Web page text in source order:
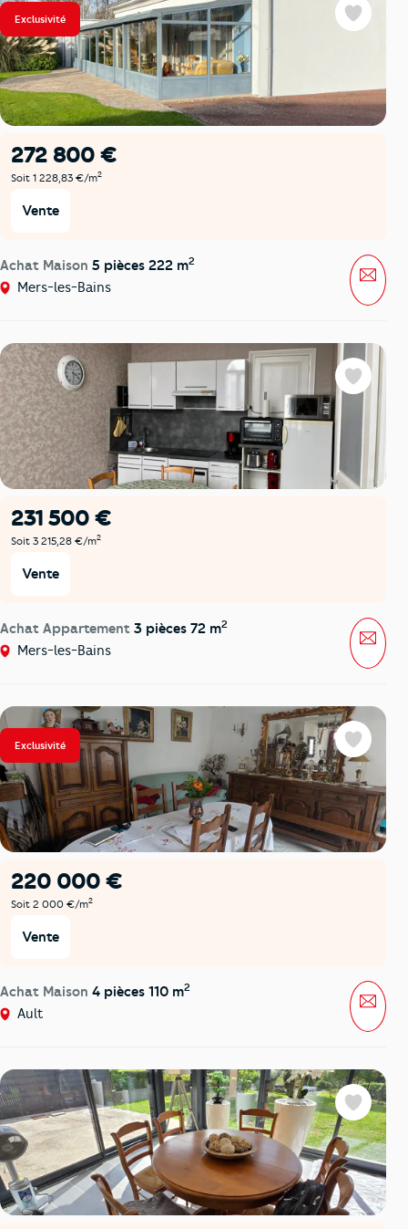
Exclusivité
272 800 €
Soit 1 228,83 €/m2
Vente
Achat Maison 5 pièces 222 m2
Mers-les-Bains
Favoris
231 500 €
Soit 3 215,28 €/m2
Vente
Achat Appartement 3 pièces 72 m2
Mers-les-Bains
Favoris
Exclusivité
220 000 €
Soit 2 000 €/m2
Vente
Achat Maison 4 pièces 110 m2
Ault
Favoris
Favoris